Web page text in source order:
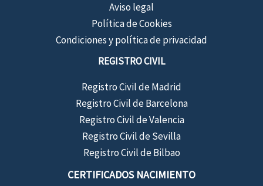
Aviso legal
Política de Cookies
Condiciones y política de privacidad
REGISTRO CIVIL
Registro Civil de Madrid
Registro Civil de Barcelona
Registro Civil de Valencia
Registro Civil de Sevilla
Registro Civil de Bilbao
CERTIFICADOS NACIMIENTO